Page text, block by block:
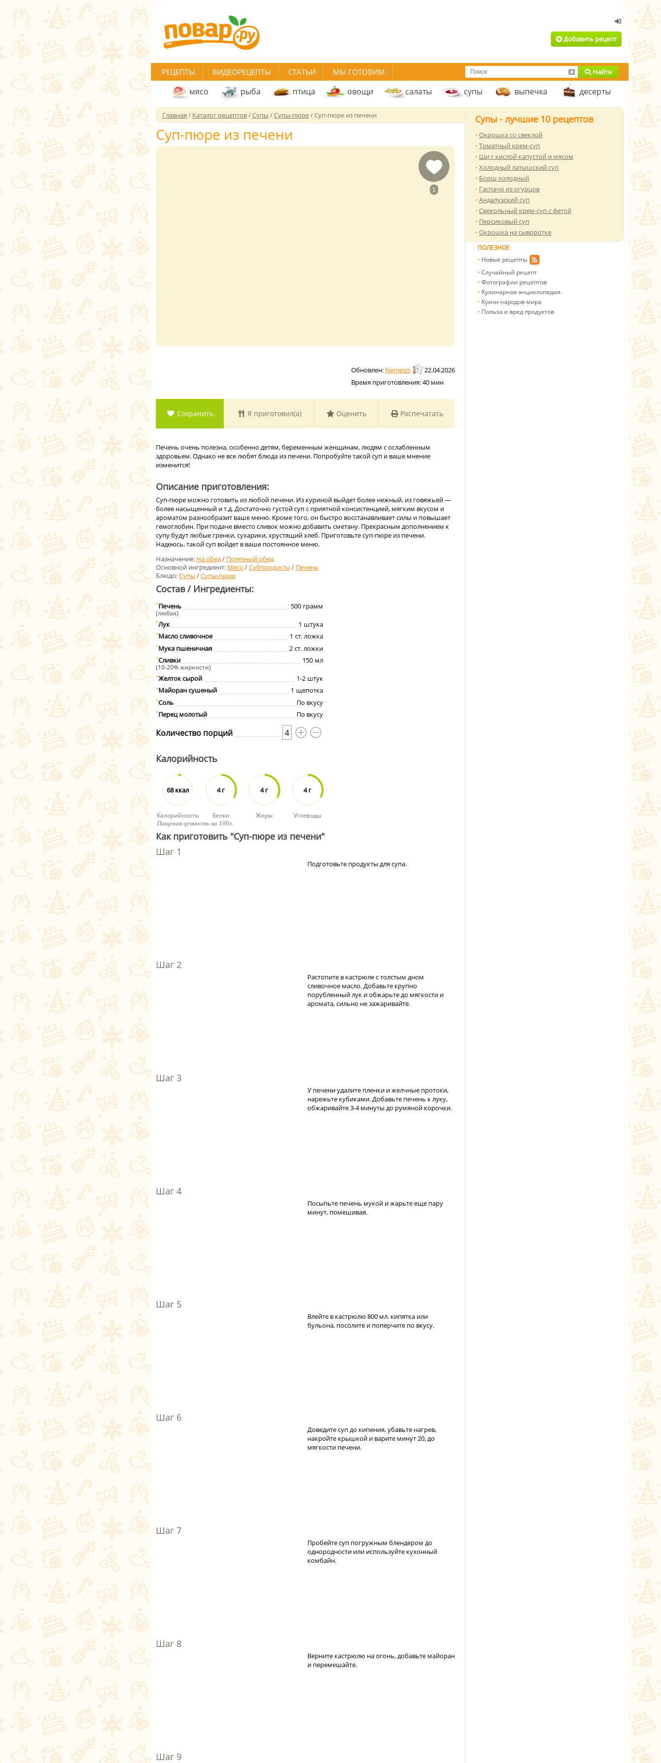
Добавить рецепт
РЕЦЕПТЫ ВИДЕОРЕЦЕПТЫ СТАТЬИ МЫ ГОТОВИМ Найти
мясо рыба птица овощи салаты супы выпечка десерты
Главная / Каталог рецептов/Супы /Супы-пюре/Суп-пюре из печени
Суп-пюре из печени
1
Nemesis
22.04.2026
Время приготовления:40 мин
Сохранить Я приготовил(а) Оценить Распечатать
Печень очень полезна, особенно детям, беременным женщинам, людям с ослабленным
здоровьем. Однако не все любят блюда из печени. Попробуйте такой суп и ваше мнение
изменится!
Описание приготовления:
Суп-пюре можно готовить из любой печени. Из куриной выйдет более нежный, из говяжьей —
более насыщенный и т.д. Достаточно густой суп с приятной консистенцией, мягким вкусом и
ароматом разнообразит ваше меню. Кроме того, он быстро восстанавливает силы и повышает
гемоглобин. При подаче вместо сливок можно добавить сметану. Прекрасным дополнением к
супу будут любые гренки, сухарики, хрустящий хлеб. Приготовьте суп-пюре из печени.
Надеюсь, такой суп войдет в ваше постоянное меню.
Назначение: На обед/ Полезный обед
Основной ингредиент: Мясо /Субпродукты / Печень
Блюдо:Супы /Супы-пюре
Состав / Ингредиенты:
Печень 500 грамм
(любая)
Лук 1 штука
Масло сливочнoe
1 ст. ложка
Мука пшеничная
2 ст. ложки
Сливки
150 мл
(10-20% жирности)
Желток сырой 1-2 штук
Майоран сушеный
1 щепотка
Соль
По вкусу
Перец молотый
По вкусу
Количество порций 4
Калорийность
68 ккал
Калорийность
4 г
Белки
4 г
Жиры
4 г
Углеводы
Пищевая ценность на 100г.
Как приготовить "Суп-пюре из печени"
Подготовьте продукты для супа.
Растопите в кастрюле с толстым дном
сливочное масло. Добавьте крупно
порубленный лук и обжарьте до мягкости и
аромата, сильно не зажаривайте.
У печени удалите пленки и желчные протоки,
нарежьте кубиками. Добавьте печень к луку,
обжаривайте 3-4 минуты до румяной корочки.
Посыпьте печень мукой и жарьте еще пару
минут, помешивая.
Влейте в кастрюлю 800 мл. кипятка или
бульона, посолите и поперчите по вкусу.
Доведите суп до кипения, убавьте нагрев,
накройте крышкой и варите минут 20, до
мягкости печени.
Пробейте суп погружным блендером до
однородности или используйте кухонный
комбайн.
Верните кастрюлю на огонь, добавьте майоран
и перемешайте.
Супы - лучшие 10 рецептов
Окрошка со свеклой
Томатный крем-суп
Щи с кислой капустой и мясом
Холодный латышский суп
Борщ холодный
Гаспачо из огурцов
Андалузский суп
Свекольный крем-суп с фетой
Персиковый суп
Окрошка на сыворотке
ПОЛЕЗНОЕ
Новые рецепты
Случайный рецепт
Фотографии рецептов
Кулинарная энциклопедия
Кухни народов мира
Польза и вред продуктов